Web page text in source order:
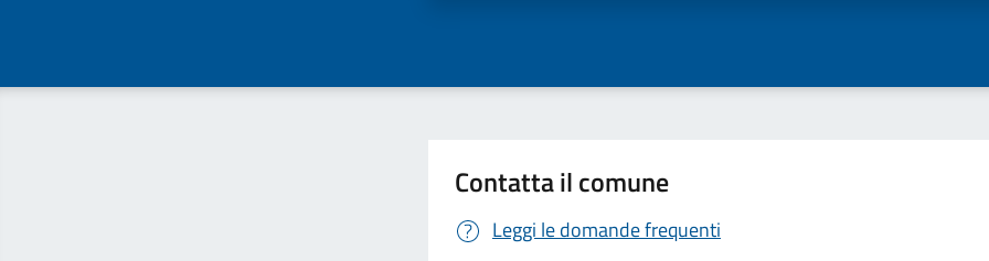
Contatta il comune
Leggi le domande frequenti